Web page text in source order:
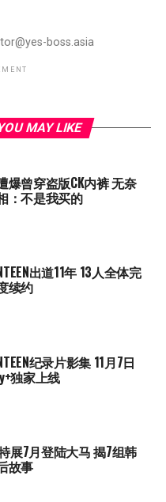
boss.asia
MAY LIKE
爆曾穿盗版CK内裤 无奈
：不是我买的
出道11年 13人全体完
续约
纪录片影集 11月7日
独家上线
特展7月登陆大马 揭7组韩
故事